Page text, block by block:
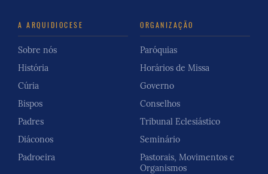
A ARQUIDIOCESE
Sobre nós
História
Cúria
Bispos
Padres
Diáconos
Padroeira
ORGANIZAÇÃO
Paróquias
Horários de Missa
Governo
Conselhos
Tribunal Eclesiástico
Seminário
Pastorais, Movimentos e
Organismos